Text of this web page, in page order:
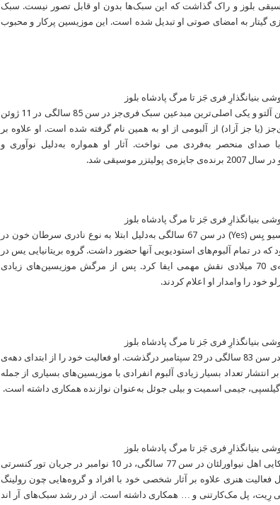
بلوز و راک گذاشت که این سبک‌ها بدون او قابل تصور نیست.‌ سبک
گیتار به امضای صوتی او تبدیل شده است. این موزیسین پرکار و محبوب
موزیسین برجسته‌ی جز، نوازنده‌ی ساکسفن آلتو و یکی اصلی‌ترین مبدعین سبک فری‌جز در سن 85 سالگی در 11 ژوئن
جز آزاد) از آلبومی از او به همین نام گرفته شده است. او علاوه بر
صدای منحصر به‌فردی می نواخت. آثار او همواره به‌دلیل نوآوری و
موسیقی شد.
بیسیست و از پایه‌گذاران گروه راک پروگرسیو یِس (Yes) در سن 67 سالگی به‌دلیل ابتلا به نوع نادری سرطان خون در
که در تمام آلبوم‌های استودیویی آنها حضور داشت. گروه بریتانیایی یس در
موسیقی راک پروگرسیو و روانگردان دهه‌ی 70 میلادی نقش مهمی ایفا ‌کرد. پس از مرگش موزیسین‌های زیادی
خود را وامدار او اعلام کردند.
آهنگساز و نوازنده‌ی ساکسفن برجسته جز در سن 83 سالگی در 29 سپتامبر درگذشت. او فعالیت خود را از ابتدای دهه‌ی
انتشار تعداد بسیار زیادی آلبوم انفرادی با موزیسین‌های بسیاری از جمله
گیلسپی، جیمی اسمیت و بیلی جوئل به‌عنوان نوازنده همکاری داشته است.
پیانیست و آهنگساز و تهیه‌کننده بزرگ آمریکایی اهل نیواورلئان در سن 77 سالگی، در 10 نوامبر در جریان تور کنسرتی
اسپانیا درگذشت. او در طول 60 سال فعالیت هنری علاوه بر آثار شخصی خود با افراد و گروه‌هایی چون رولینگ
بانی رِیت، پل مک‌کارتنی و … همکاری داشته است. از در رشد سبک‌های آر اند